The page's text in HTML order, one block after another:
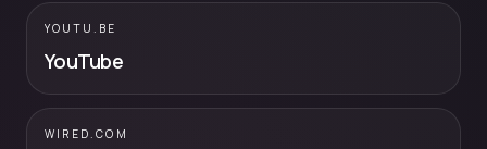
YOUTU.BE
YouTube
WIRED.COM